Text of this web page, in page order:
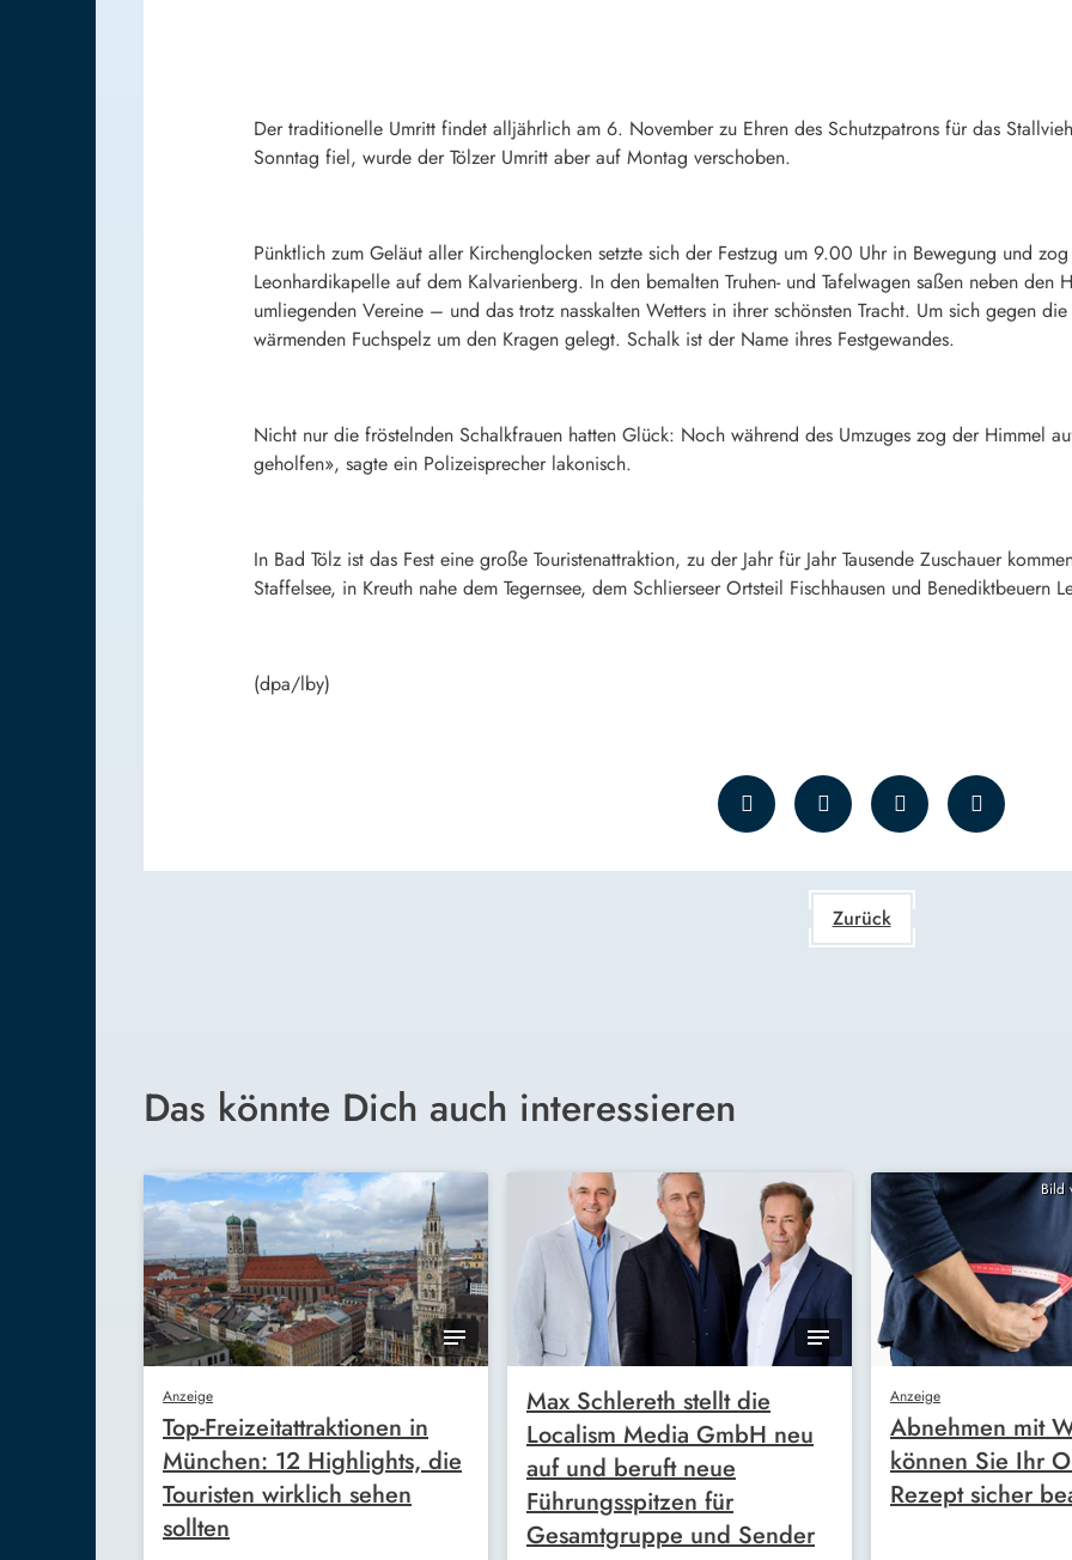
Der traditionelle Umritt findet alljährlich am 6. November zu Ehren des Schutzpatrons für das
Sonntag fiel, wurde der Tölzer Umritt aber auf Montag verschoben.
Pünktlich zum Geläut aller Kirchenglocken setzte sich der Festzug um 9.00 Uhr in Bewegung und
Leonhardikapelle auf dem Kalvarienberg. In den bemalten Truhen- und Tafelwagen saßen neben
umliegenden Vereine – und das trotz nasskalten Wetters in ihrer schönsten Tracht. Um sich gegen
wärmenden Fuchspelz um den Kragen gelegt. Schalk ist der Name ihres Festgewandes.
Nicht nur die fröstelnden Schalkfrauen hatten Glück: Noch während des Umzuges zog der Himmel
geholfen», sagte ein Polizeisprecher lakonisch.
In Bad Tölz ist das Fest eine große Touristenattraktion, zu der Jahr für Jahr Tausende Zuschauer
Staffelsee, in Kreuth nahe dem Tegernsee, dem Schlierseer Ortsteil Fischhausen und Benediktbeuern
(dpa/lby)
Zurück
Das könnte Dich auch interessieren
Anzeige
Top-Freizeitattraktionen in
München: 12 Highlights, die
Touristen wirklich sehen
sollten
Max Schlereth stellt die
Localism Media GmbH neu
auf und beruft neue
Führungsspitzen für
Gesamtgruppe und Sender
Bild
Anzeige
Abnehmen mit
können Sie Ihr
Rezept sicher